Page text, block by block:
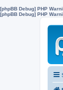
[phpBB Debug] PHP
[phpBB Debug] PHP